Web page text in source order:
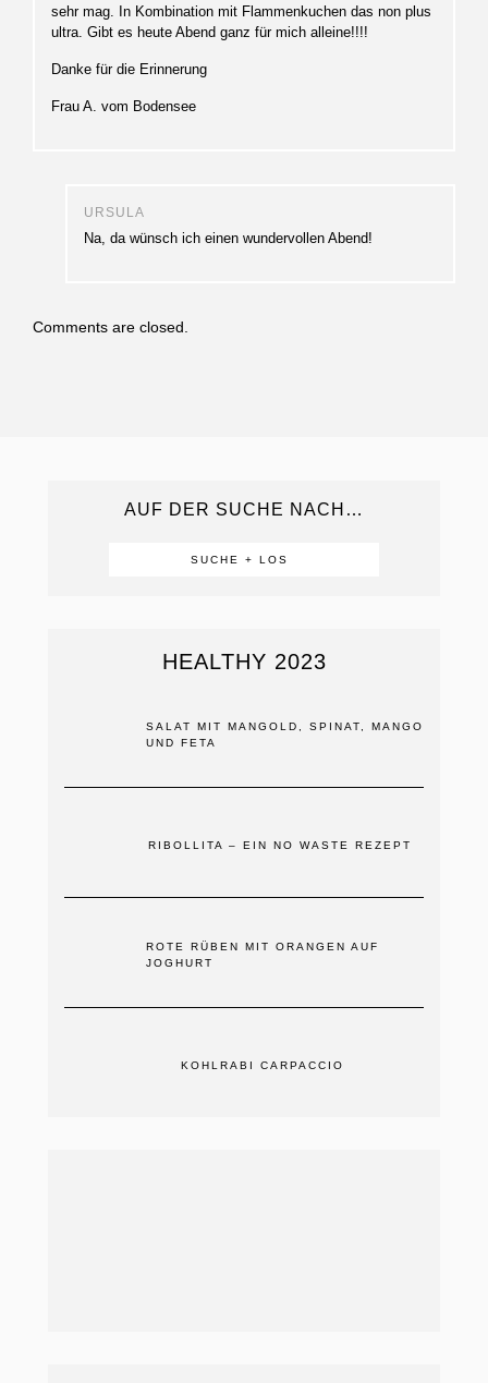
sehr mag. In Kombination mit Flammenkuchen das non plus
ultra. Gibt es heute Abend ganz für mich alleine!!!!
Danke für die Erinnerung
Frau A. vom Bodensee
URSULA
Na, da wünsch ich einen wundervollen Abend!
Comments are closed.
AUF DER SUCHE NACH…
HEALTHY 2023
SALAT MIT MANGOLD, SPINAT, MANGO
UND FETA
RIBOLLITA – EIN NO WASTE REZEPT
ROTE RÜBEN MIT ORANGEN AUF
JOGHURT
KOHLRABI CARPACCIO